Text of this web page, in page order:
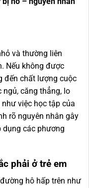
và thường liên
Nếu không được
đến chất lượng cuộc
căng thẳng, lo
việc học tập của
rõ nguyên nhân gây
dụng các phương
phải ở trẻ em
hô hấp trên như